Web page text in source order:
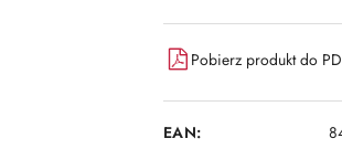
Pobierz produkt do
EAN: